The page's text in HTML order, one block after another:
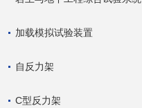
加载模拟试验装置
自反力架
C型反力架